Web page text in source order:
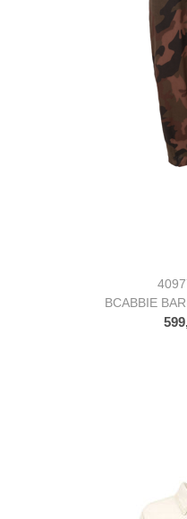
BCABBIE